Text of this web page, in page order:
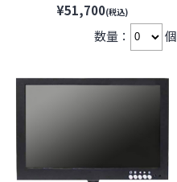
【VESA75】【防犯カメラ】
【監視カメラ】【セキュリティ
¥51,700(税込)
数量： 個